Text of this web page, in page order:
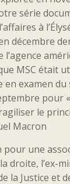
série
à
décembre
MSC était
en examen
pour
le
Macron
pour une
droite, l’ex-
la Justice et